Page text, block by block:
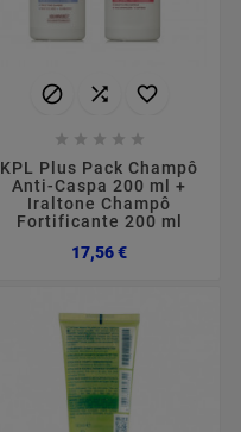
  
    
KPL Plus Pack Champô
Anti-Caspa 200 ml +
Iraltone Champô
Fortificante 200 ml
17,56 €Preço